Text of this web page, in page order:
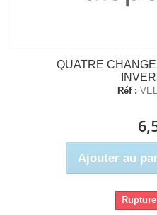
QUATRE
Réf :
Ajouter au